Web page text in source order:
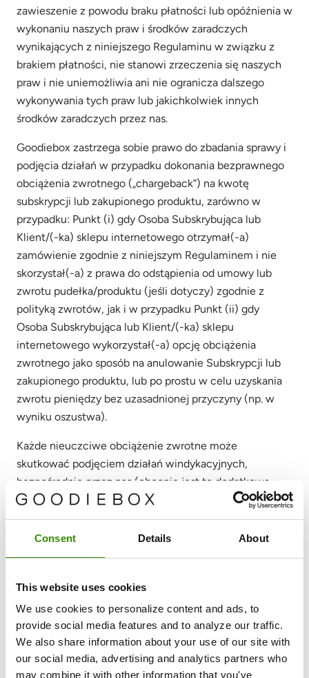
Consent Details About
This website uses cookies
We use cookies to personalize content and ads, to
provide social media features and to analyze our traffic.
We also share information about your use of our site with
our social media, advertising and analytics partners who
may combine it with other information that you've
zawieszenie z powodu braku płatności lub opóźnienia w
wykonaniu naszych praw i środków zaradczych
wynikających z niniejszego Regulaminu w związku z
brakiem płatności, nie stanowi zrzeczenia się naszych
praw i nie uniemożliwia ani nie ogranicza dalszego
wykonywania tych praw lub jakichkolwiek innych
środków zaradczych przez nas.
Goodiebox zastrzega sobie prawo do zbadania sprawy i
podjęcia działań w przypadku dokonania bezprawnego
obciążenia zwrotnego („chargeback”) na kwotę
subskrypcji lub zakupionego produktu, zarówno w
przypadku: Punkt (i) gdy Osoba Subskrybująca lub
Klient/(-ka) sklepu internetowego otrzymał(-a)
zamówienie zgodnie z niniejszym Regulaminem i nie
skorzystał(-a) z prawa do odstąpienia od umowy lub
zwrotu pudełka/produktu (jeśli dotyczy) zgodnie z
polityką zwrotów, jak i w przypadku Punkt (ii) gdy
Osoba Subskrybująca lub Klient/(-ka) sklepu
internetowego wykorzystał(-a) opcję obciążenia
zwrotnego jako sposób na anulowanie Subskrypcji lub
zakupionego produktu, lub po prostu w celu uzyskania
zwrotu pieniędzy bez uzasadnionej przyczyny (np. w
wyniku oszustwa).
Każde nieuczciwe obciążenie zwrotne może
skutkować podjęciem działań windykacyjnych,
bezpośrednio przez nas (obecnie jest to dodatkowa
opłata w wysokości równowartości 7,5 euro) lub, jeśli
okaże się to konieczne, za pośrednictwem partnerów
Goodiebox, takich jak agencje windykacyjne.
odzyskania niezapłaconych i/lub należnych faktur wraz
z innymi opłatami poniesionymi przez Goodiebox w
związku z niesłusznym obciążeniem
zwrotnym/nieuczciwym zachowaniem (np. obecnie
równowartość 7,50 euro za każdą sporną sprawę; kwota